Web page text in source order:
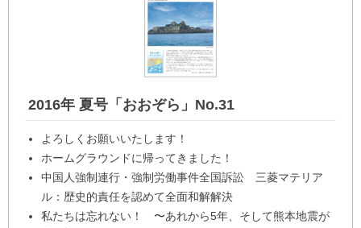
2016年 夏号「おおぞら」No.31
よろしくお願いいたします！
ホームグラウンドに帰ってきました！
中国人強制連行・強制労働事件全国訴訟 三菱マテリア
ル：歴史的責任を認めて全面和解解決
私たちは忘れない！ 〜あれから5年、そして熊本地震が